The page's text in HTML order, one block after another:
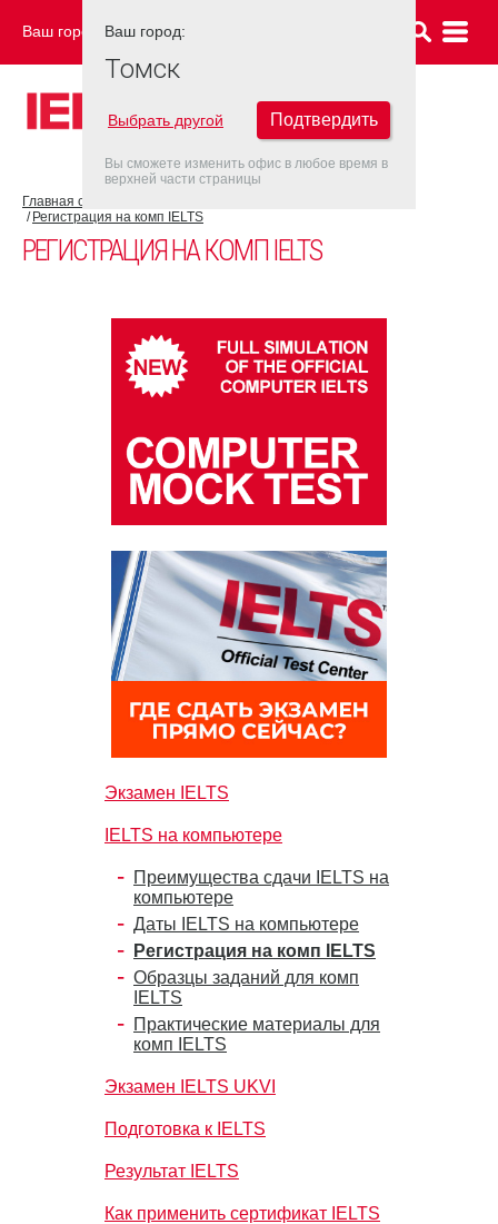
Ваш город: ТОМСК
Главная страница
Регистрация на комп IELTS
РЕГИСТРАЦИЯ НА КОМП IELTS
Экзамен IELTS
IELTS на компьютере
Преимущества сдачи IELTS на
компьютере
Даты IELTS на компьютере
Регистрация на комп IELTS
Образцы заданий для комп
IELTS
Практические материалы для
комп IELTS
Экзамен IELTS UKVI
Подготовка к IELTS
Результат IELTS
Как применить сертификат IELTS
Ваш город:
Томск
Выбрать другой Подтвердить
Вы сможете изменить офис в любое время в
верхней части страницы